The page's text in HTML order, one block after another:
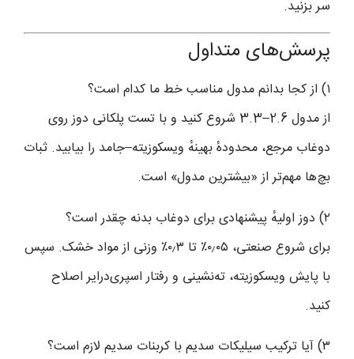
سر بزنید.
پرسش‌های متداول
۱) از کجا بدانم مدول مناسب خط ما کدام است؟
از مدول 2.6–3.3 شروع کنید و با تست پلکانی دوز روی
دوغاب مرجع، محدودهٔ بهینهٔ ویسکوزیته–جامد را بیابید. ثبات
بچ‌ها مهم‌تر از «بیشترین مدول» است.
۲) دوز اولیهٔ پیشنهادی برای دوغاب بدنه چقدر است؟
برای شروع صنعتی، ۰٫۰۵٪ تا ۰٫۳٪ وزنی از مواد خشک. سپس
با پایش ویسکوزیته، ته‌نشینی و رفتار اسپری‌درایر اصلاح
کنید.
۳) آیا ترکیب سیلیکات سدیم با کربنات سدیم لازم است؟